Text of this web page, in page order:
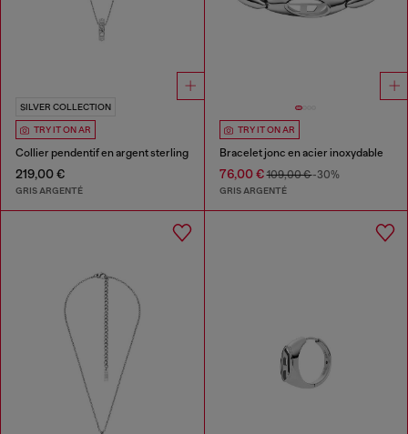
SILVER COLLECTION
TRY IT ON AR
Collier pendentif en argent sterling
219,00 €
GRIS ARGENTÉ
TRY IT ON AR
Bracelet jonc en acier inoxydable
76,00 €109,00 €-30%
GRIS ARGENTÉ